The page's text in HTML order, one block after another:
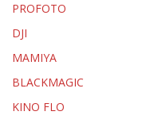
PROFOTO
DJI
MAMIYA
BLACKMAGIC
KINO FLO